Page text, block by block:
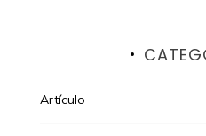
Artículo